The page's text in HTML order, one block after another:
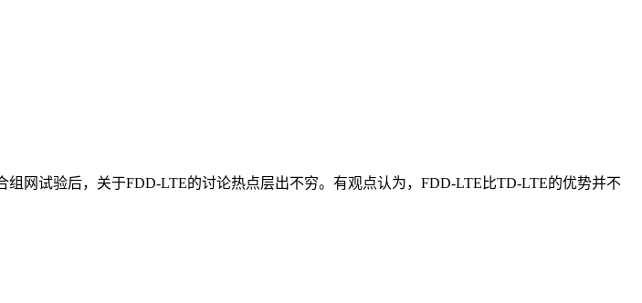
网试验后，关于FDD-LTE的讨论热点层出不穷。有观点认为，FDD-LTE比TD-LTE的优势并不